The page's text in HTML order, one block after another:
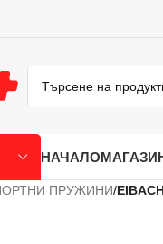
НАЧАЛО
ПРУЖИНИ/